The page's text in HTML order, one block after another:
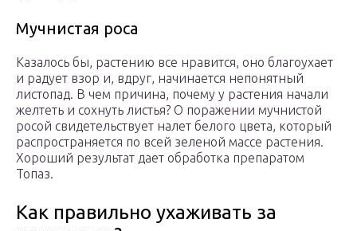
Мучнистая роса
Казалось бы, растению все нравится, оно благоухает
и радует взор и, вдруг, начинается непонятный
листопад. В чем причина, почему у растения начали
желтеть и сохнуть листья? О поражении мучнистой
росой свидетельствует налет белого цвета, который
распространяется по всей зеленой массе растения.
Хороший результат дает обработка препаратом
Топаз.
Как правильно ухаживать за